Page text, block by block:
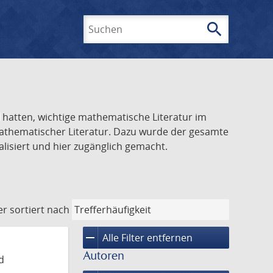
search
wichtige mathematische Literatur im
Literatur. Dazu wurde der gesamte
und hier zugänglich gemacht.
sortiert nach
remove Alle Filter entfernen
Autoren